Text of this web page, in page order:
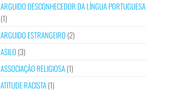
ARGUIDO DESCONHECEDOR DA LÍNGUA PORTUGUESA
(1)
ARGUIDO ESTRANGEIRO (2)
ASILO (3)
ASSOCIAÇÃO RELIGIOSA(1)
ATITUDE RACISTA(1)